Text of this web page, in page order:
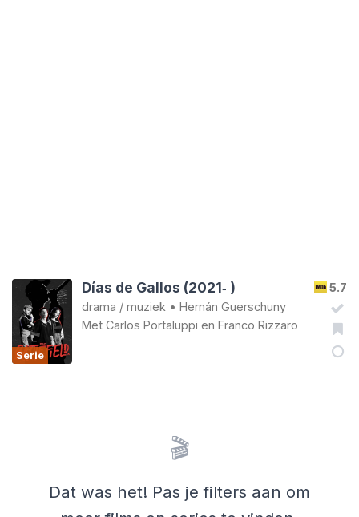
Serie
5.7
Días de Gallos (2021‑ )
drama / muziek • Hernán Guerschuny
Met Carlos Portaluppi en Franco Rizzaro
🎬
Dat was het! Pas je filters aan om